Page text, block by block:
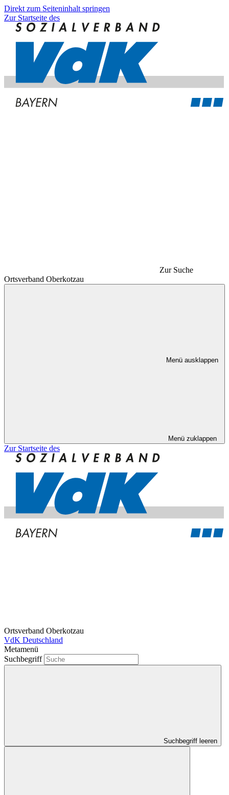
Direkt zum Seiteninhalt springen
Zur Startseite des
Zur Suche
Ortsverband Oberkotzau
Menü ausklappen
Menü zuklappen
Zur Startseite des
Ortsverband Oberkotzau
VdK Deutschland
Metamenü
Suchbegriff
Suchbegriff leeren